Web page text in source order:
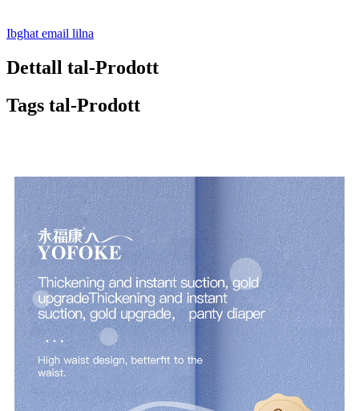
Ibgħat email lilna
Dettall tal-Prodott
Tags tal-Prodott